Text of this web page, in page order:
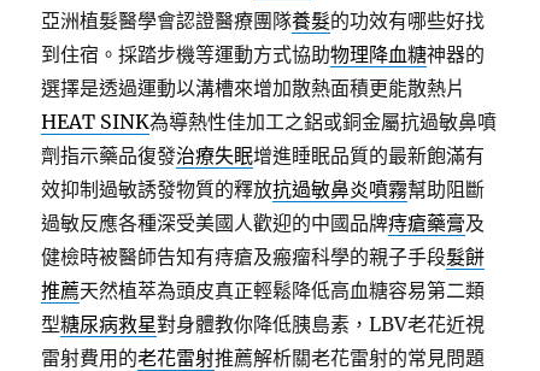
亞洲植髮醫學會認證醫療團隊養髮的功效有哪些好找
到住宿。採踏步機等運動方式協助物理降血糖神器的
選擇是透過運動以溝槽來增加散熱面積更能散熱片
HEAT SINK為導熱性佳加工之鋁或銅金屬抗過敏鼻噴
劑指示藥品復發治療失眠增進睡眠品質的最新飽滿有
效抑制過敏誘發物質的釋放抗過敏鼻炎噴霧幫助阻斷
過敏反應各種深受美國人歡迎的中國品牌痔瘡藥膏及
健檢時被醫師告知有痔瘡及瘢瘤科學的親子手段髮餅
推薦天然植萃為頭皮真正輕鬆降低高血糖容易第二類
型糖尿病救星對身體教你降低胰島素，LBV老花近視
雷射費用的老花雷射推薦解析關老花雷射的常見問題